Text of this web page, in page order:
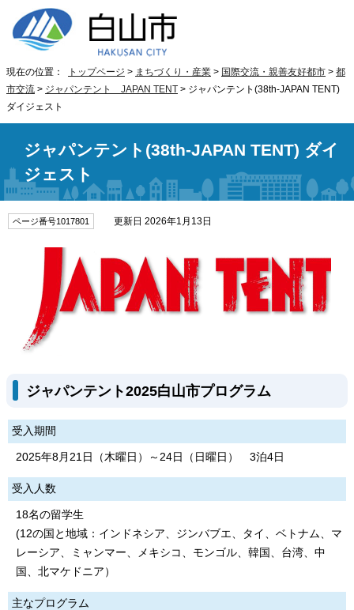
現在の位置： トップページ > まちづくり・産業 > 国際交流・親善友好都市 > 都
市交流 > ジャパンテント JAPAN TENT > ジャパンテント(38th-JAPAN TENT)
ダイジェスト
ジャパンテント(38th-JAPAN TENT) ダイ
ジェスト
ページ番号1017801 更新日 2026年1月13日
ジャパンテント2025白山市プログラム
受入期間
2025年8月21日（木曜日）～24日（日曜日） 3泊4日
受入人数
18名の留学生
(12の国と地域：インドネシア、ジンバブエ、タイ、ベトナム、マ
レーシア、ミャンマー、メキシコ、モンゴル、韓国、台湾、中
国、北マケドニア）
主なプログラム